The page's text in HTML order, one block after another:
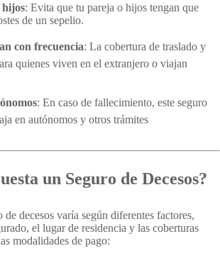
hijos: Evita que tu pareja o hijos tengan que
de un sepelio.
con frecuencia: La cobertura de traslado y
quienes viven en el extranjero o viajan
: En caso de fallecimiento, este seguro
en autónomos y otros trámites
un Seguro de Decesos?
decesos varía según diferentes factores,
el lugar de residencia y las coberturas
modalidades de pago: